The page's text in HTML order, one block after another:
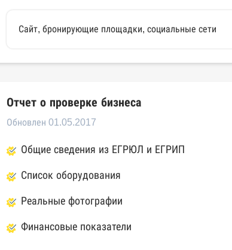
Сайт, бронирующие площадки, социальные сети
Отчет о проверке бизнеса
Обновлен 01.05.2017
Общие сведения из ЕГРЮЛ и ЕГРИП
Список оборудования
Реальные фотографии
Финансовые показатели